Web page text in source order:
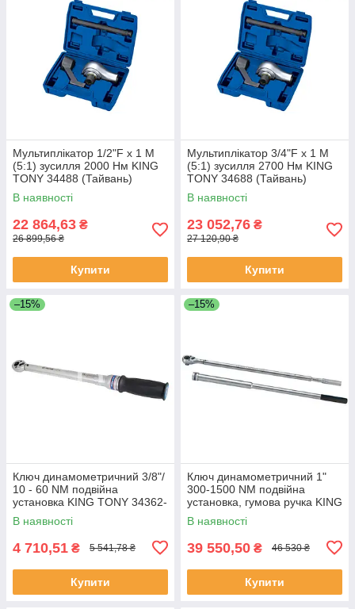
Мультиплікатор 1/2"F x 1 M
(5:1) зусилля 2000 Нм KING
TONY 34488 (Тайвань)
В наявності
22 864,63 ₴
26 899,56 ₴
Купити
Мультиплікатор 3/4"F x 1 M
(5:1) зусилля 2700 Нм KING
TONY 34688 (Тайвань)
В наявності
23 052,76 ₴
27 120,90 ₴
Купити
–15%
Ключ динамометричний 3/8"/
10 - 60 NM подвійна
установка KING TONY 34362-
3DG (Тайвань)
В наявності
4 710,51 ₴ 5 541,78 ₴
Купити
–15%
Ключ динамометричний 1"
300-1500 NM подвійна
установка, гумова ручка KING
TONY 34862-2DG (Тайвань)
В наявності
39 550,50 ₴ 46 530 ₴
Купити